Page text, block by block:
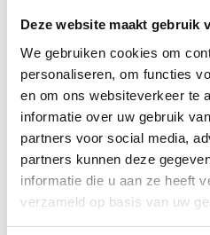
Deze website maakt gebruik
We gebruiken cookies om
personaliseren, om functies
en om ons websiteverkeer te
informatie over uw gebruik
partners voor social media,
partners kunnen deze
informatie die u aan ze heeft
verzameld op basis van uw
Afmeting Pax (bxh)
Draairichting
Esperia Madrid, Deur voor Pax
Toevoegen aan